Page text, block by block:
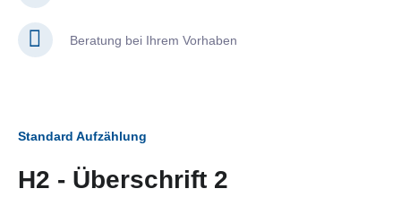
Beratung bei Ihrem Vorhaben
Standard Aufzählung
H2 - Überschrift 2